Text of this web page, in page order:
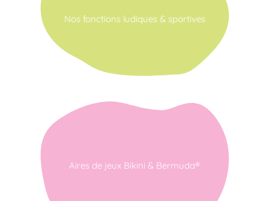
Nos fonctions ludiques & sportives
Aires de jeux Bikini & Bermuda®